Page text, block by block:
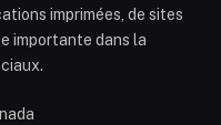
imprimées, de sites
importante dans la